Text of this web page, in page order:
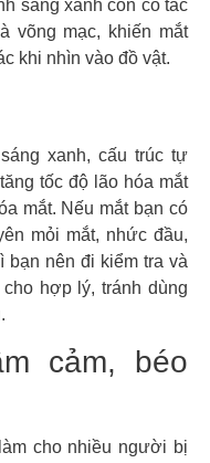
sáng xanh còn có tác
võng mạc, khiến mắt
khi nhìn vào đồ vật.
xanh, cấu trúc tự
tốc độ lão hóa mắt
mắt. Nếu mắt bạn có
mỏi mắt, nhức đầu,
bạn nên đi kiểm tra và
hợp lý, tránh dùng
cảm, béo
cho nhiều người bị